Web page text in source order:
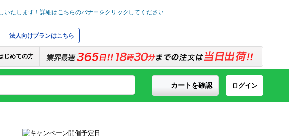
法人向けプランはこちら
じめての方
ログイン
カートを確認